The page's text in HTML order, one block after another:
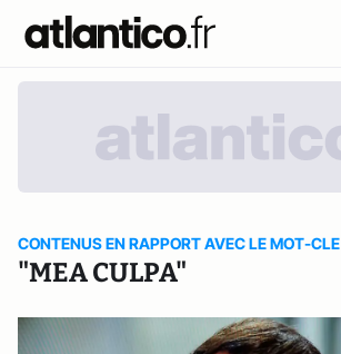
CONTENUS EN RAPPORT AVEC LE MOT-CLE
"MEA CULPA"